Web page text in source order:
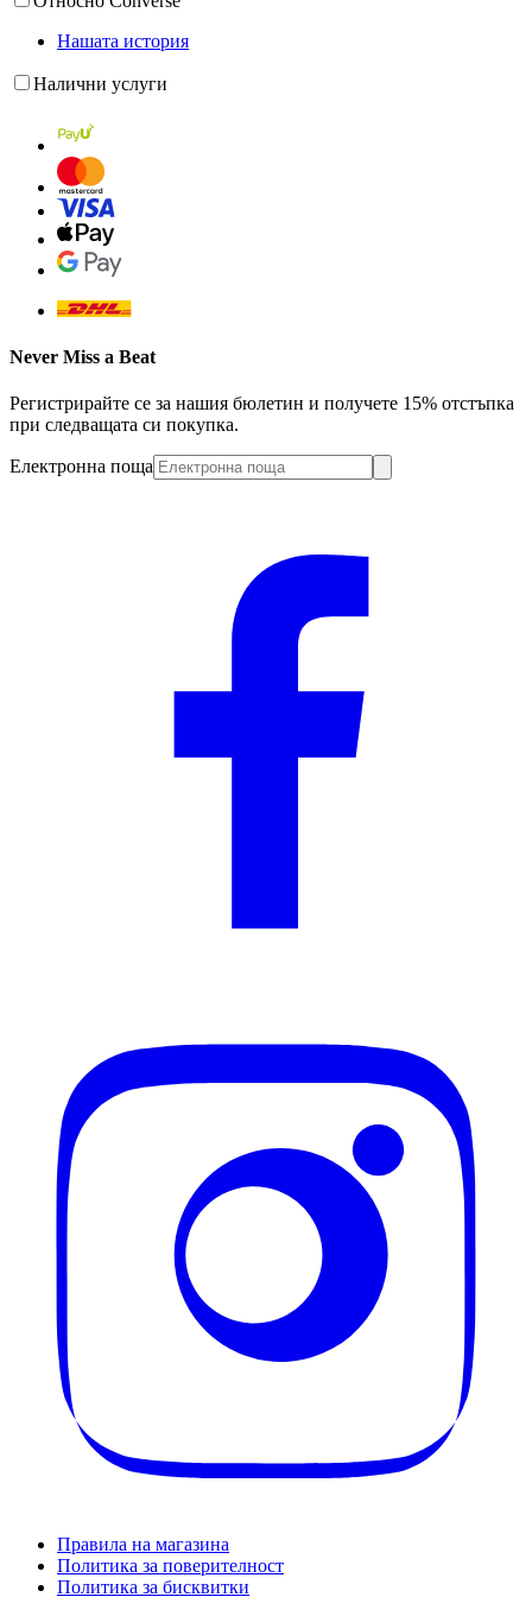
Нашата история
Налични услуги
Never Miss a Beat
Регистрирайте се за нашия бюлетин и получете 15% отстъпка
при следващата си покупка.
Електронна поща
Правила на магазина
Политика за поверителност
Политика за бисквитки